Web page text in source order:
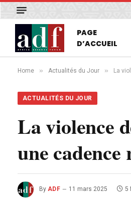
PAGE
D’ACCUEIL
Home » Actualités du Jour » La
ACTUALITÉS DU JOUR
La violence
une cadence
By ADF 11 mars 2025 5